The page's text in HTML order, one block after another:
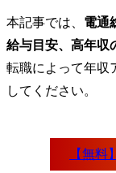
本記事では、 電通
給与目安、高年収
転職によって年収
してください。